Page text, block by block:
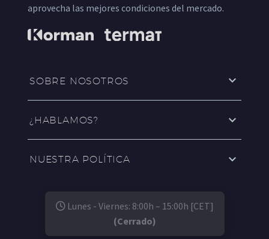
aprovecha las mejores condiciones del mercado.
SOBRE NOSOTROS
¿HABLAMOS?
NUESTRA POLÍTICA
Lunes - Viernes: 8:00h – 15:00h [CET]
(Cerrado)